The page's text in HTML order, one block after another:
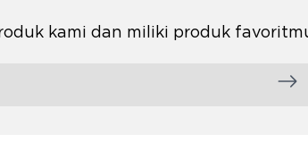
kami dan miliki produk